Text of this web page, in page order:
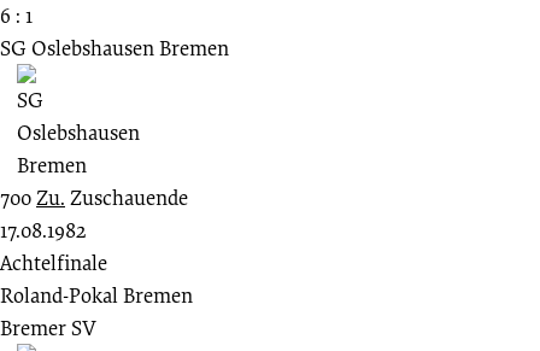
6 : 1
SG Oslebshausen Bremen
700Zu. Zuschauende
17.08.1982
Achtelfinale
Roland-Pokal Bremen
Bremer SV